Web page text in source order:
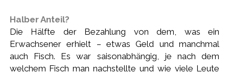
Halber Anteil?
Die Hälfte der Bezahlung von dem, was ein
Erwachsener erhielt – etwas Geld und manchmal
auch Fisch. Es war saisonabhängig, je nach dem
welchem Fisch man nachstellte und wie viele Leute